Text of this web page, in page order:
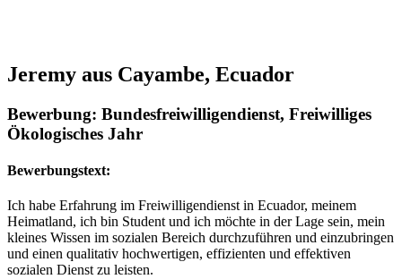
Jeremy aus Cayambe, Ecuador
Bewerbung: Bundesfreiwilligendienst, Freiwilliges
Ökologisches Jahr
Bewerbungstext:
Ich habe Erfahrung im Freiwilligendienst in Ecuador, meinem
Heimatland, ich bin Student und ich möchte in der Lage sein, mein
kleines Wissen im sozialen Bereich durchzuführen und einzubringen
und einen qualitativ hochwertigen, effizienten und effektiven
sozialen Dienst zu leisten.